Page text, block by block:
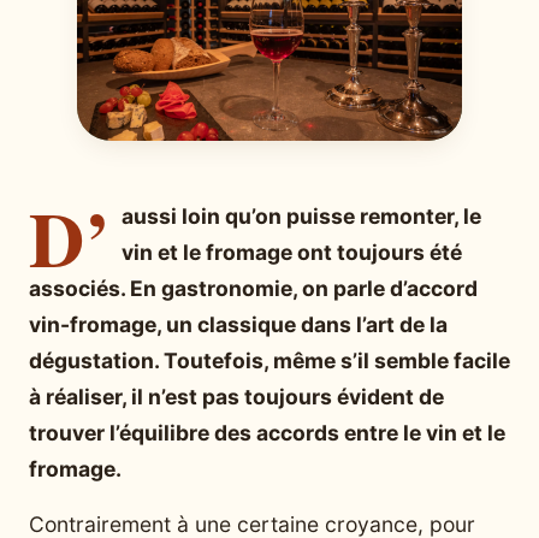
D’
aussi loin qu’on puisse remonter, le
vin et le fromage ont toujours été
associés. En gastronomie, on parle d’accord
vin-fromage, un classique dans l’art de la
dégustation. Toutefois, même s’il semble facile
à réaliser, il n’est pas toujours évident de
trouver l’équilibre des accords entre le vin et le
fromage.
Contrairement à une certaine croyance, pour